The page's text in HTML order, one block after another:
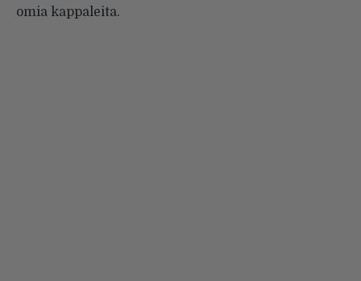
omia kappaleita.